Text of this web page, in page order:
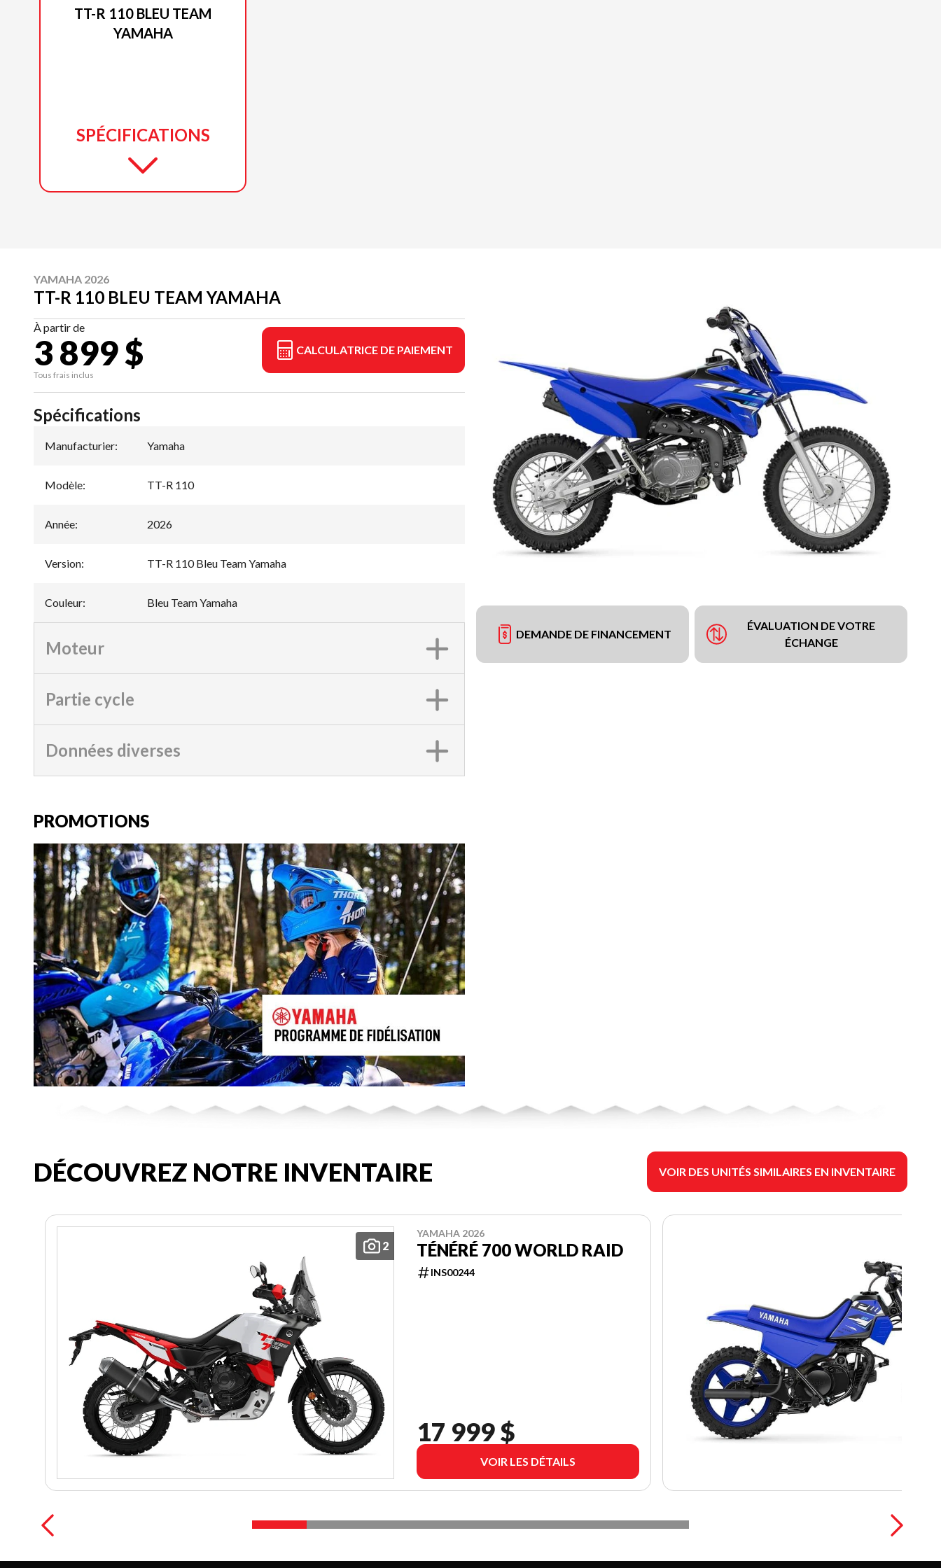
TT-R 110 BLEU TEAM
YAMAHA
SPÉCIFICATIONS
YAMAHA 2026
TT-R 110 BLEU TEAM YAMAHA
À partir de
3 899 $
Tous frais inclus
CALCULATRICE DE PAIEMENT
DEMANDE DE FINANCEMENT
ÉVALUATION DE VOTRE
ÉCHANGE
Spécifications
Manufacturier: Yamaha
Modèle: TT-R 110
Année: 2026
Version: TT-R 110 Bleu Team Yamaha
Couleur: Bleu Team Yamaha
Moteur
Partie cycle
Données diverses
PROMOTIONS
DÉCOUVREZ NOTRE INVENTAIRE VOIR DES UNITÉS SIMILAIRES EN INVENTAIRE
2
YAMAHA 2026
TÉNÉRÉ 700 WORLD RAID
INS00244
17 999 $
VOIR LES DÉTAILS